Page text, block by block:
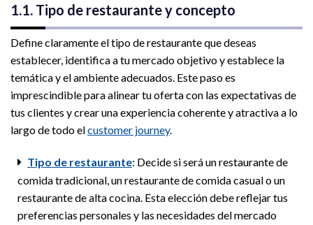
1.1. Tipo de restaurante y concepto
Define claramente el tipo de restaurante que deseas
establecer, identifica a tu mercado objetivo y establece la
temática y el ambiente adecuados. Este paso es
imprescindible para alinear tu oferta con las expectativas de
tus clientes y crear una experiencia coherente y atractiva a lo
largo de todo elcustomer journey.
Tipo de restaurante: Decide si será un restaurante de
comida tradicional, un restaurante de comida casual o un
restaurante de alta cocina. Esta elección debe reflejar tus
preferencias personales y las necesidades del mercado